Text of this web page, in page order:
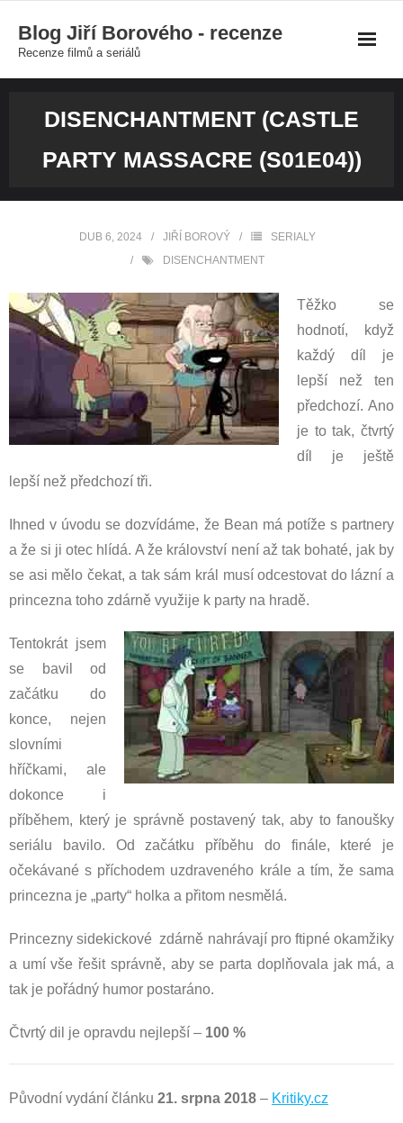
content
Blog Jiří Borového - recenze
Recenze filmů a seriálů
DISENCHANTMENT (CASTLE
PARTY MASSACRE (S01E04))
DUB 6, 2024 JIŘÍ BOROVÝ
SERIALY
DISENCHANTMENT
Těžko se
hodnotí, když
každý díl je
lepší než ten
předchozí. Ano
je to tak, čtvrtý
díl je ještě
lepší než předchozí tři.
Ihned v úvodu se dozvídáme, že Bean má potíže s partnery
a že si ji otec hlídá. A že království není až tak bohaté, jak by
se asi mělo čekat, a tak sám král musí odcestovat do lázní a
princezna toho zdárně využije k party na hradě.
Tentokrát jsem
se bavil od
začátku do
konce, nejen
slovními
hříčkami, ale
dokonce i
příběhem, který je správně postavený tak, aby to fanoušky
seriálu bavilo. Od začátku příběhu do finále, které je
očekávané s příchodem uzdraveného krále a tím, že sama
princezna je „party“ holka a přitom nesmělá.
Princezny sidekickové zdárně nahrávají pro ftipné okamžiky
a umí vše řešit správně, aby se parta doplňovala jak má, a
tak je pořádný humor postaráno.
Čtvrtý dil je opravdu nejlepší – 100 %
Původní vydání článku 21. srpna 2018 – Kritiky.cz